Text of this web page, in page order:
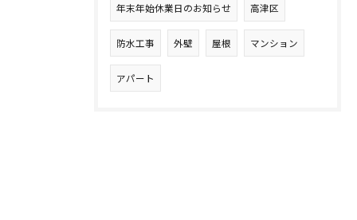
年末年始休業日のお知らせ 高津区
防水工事 外壁 屋根 マンション
アパート